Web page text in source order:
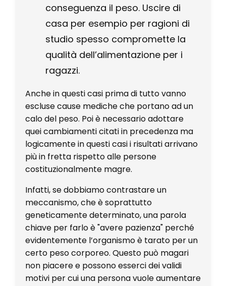
conseguenza il peso. Uscire di
casa per esempio per ragioni di
studio spesso compromette la
qualità dell’alimentazione per i
ragazzi.
Anche in questi casi prima di tutto vanno
escluse cause mediche che portano ad un
calo del peso. Poi è necessario adottare
quei cambiamenti citati in precedenza ma
logicamente in questi casi i risultati arrivano
più in fretta rispetto alle persone
costituzionalmente magre.
Infatti, se dobbiamo contrastare un
meccanismo, che è soprattutto
geneticamente determinato, una parola
chiave per farlo è "avere pazienza" perché
evidentemente l’organismo è tarato per un
certo peso corporeo. Questo può magari
non piacere e possono esserci dei validi
motivi per cui una persona vuole aumentare